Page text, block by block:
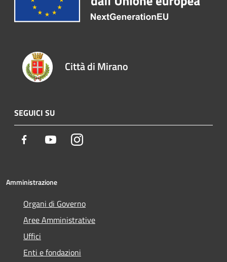
Città di Mirano
SEGUICI SU
Facebook YoutubeInstagram
Amministrazione
Organi di Governo
Aree Amministrative
Uffici
Enti e fondazioni